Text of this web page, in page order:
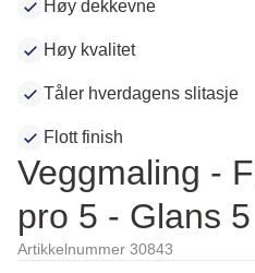
Høy dekkevne
Høy kvalitet
Tåler hverdagens slitasje
Flott finish
Veggmaling -
pro 5 - Glans
Artikkelnummer 30843